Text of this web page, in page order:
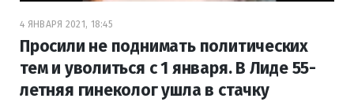
4 ЯНВАРЯ 2021, 18:45
Просили не поднимать политических
тем и уволиться с 1 января. В Лиде 55-
летняя гинеколог ушла в стачку